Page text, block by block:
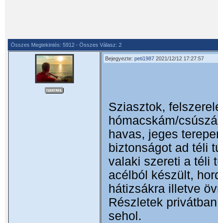
Összes Megtekintés: 5912 - Összes Válasz: 2
Bejegyezte: peti1987 2021/12/12 17:27:57
Sziasztok,
hómacskám/
havas, jeges
biztonságot ad téli
valaki szereti a téli
acélból készült,
hátizsákra illetve
Részletek
sehol.